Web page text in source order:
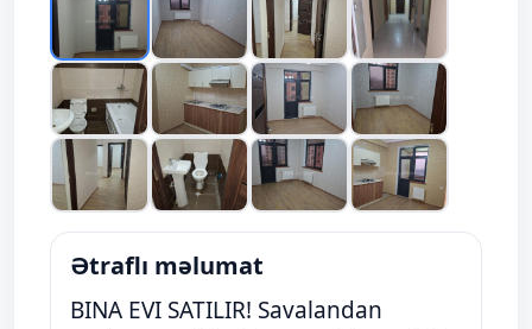
Ətraflı məlumat
BINA EVI SATILIR! Savalandan